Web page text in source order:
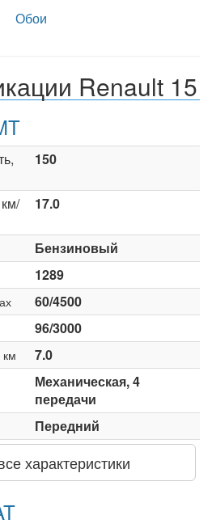
Обои
Renault 15
150
17.0
Бензиновый
1289
60/4500
96/3000
км
7.0
Механическая, 4
передачи
Передний
характеристики